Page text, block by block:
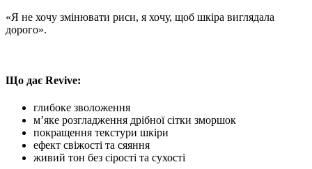
«Я не хочу змінювати риси, я хочу, щоб шкіра виглядала
дорого».
Що дає Revive:
глибоке зволоження
мʼяке розгладження дрібної сітки зморшок
покращення текстури шкіри
ефект свіжості та сяяння
живий тон без сірості та сухості